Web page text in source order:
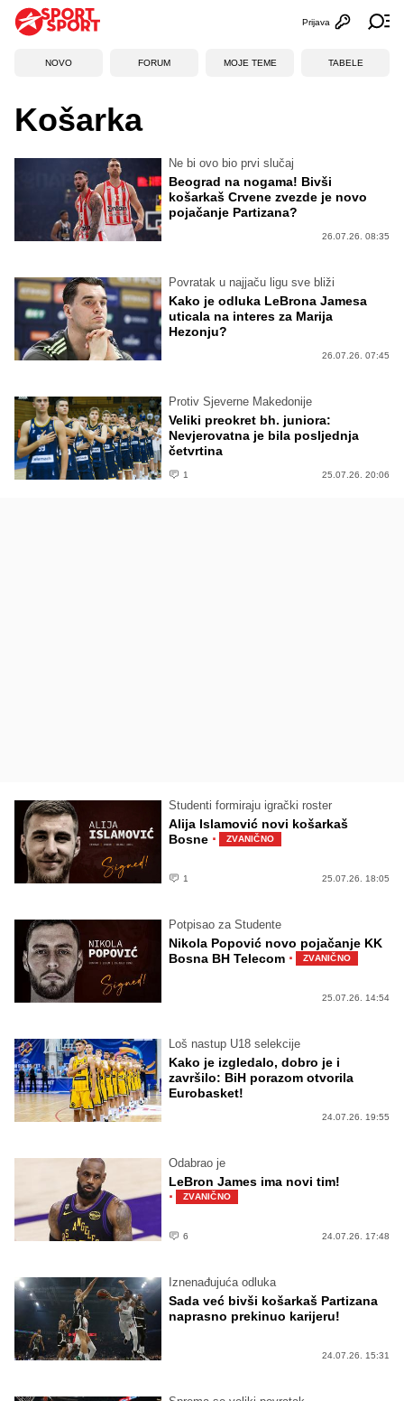
Otvori
Prijava
NOVO FORUM MOJE TEME TABELE
Košarka
Ne bi ovo bio prvi slučaj
Beograd na nogama! Bivši
košarkaš Crvene zvezde je novo
pojačanje Partizana?
26.07.26. 08:35
Povratak u najjaču ligu sve bliži
Kako je odluka LeBrona Jamesa
uticala na interes za Marija
Hezonju?
26.07.26. 07:45
Protiv Sjeverne Makedonije
Veliki preokret bh. juniora:
Nevjerovatna je bila posljednja
četvrtina
1 25.07.26. 20:06
Studenti formiraju igrački roster
Alija Islamović novi košarkaš
Bosne · ZVANIČNO
1 25.07.26. 18:05
Potpisao za Studente
Nikola Popović novo pojačanje KK
Bosna BH Telecom · ZVANIČNO
25.07.26. 14:54
Loš nastup U18 selekcije
Kako je izgledalo, dobro je i
završilo: BiH porazom otvorila
Eurobasket!
24.07.26. 19:55
Odabrao je
LeBron James ima novi tim!
· ZVANIČNO
6 24.07.26. 17:48
Iznenađujuća odluka
Sada već bivši košarkaš Partizana
naprasno prekinuo karijeru!
24.07.26. 15:31